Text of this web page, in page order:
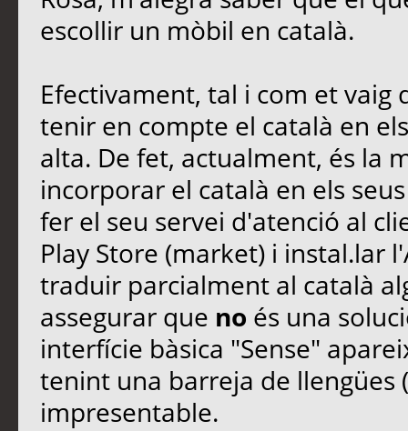
escollir un mòbil en català.
Efectivament, tal i com et vaig
tenir en compte el català en
alta. De fet, actualment, és la
incorporar el català en els
fer el seu servei d'atenció al
Play Store (market) i instal.lar
traduir parcialment al català
assegurar que no és una
interfície bàsica "Sense"
tenint una barreja de llengües
impresentable.